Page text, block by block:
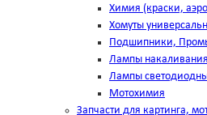
Химия (краски,
Хомуты
Подшипники,
Лампы накаливания
Лампы
Мотохимия
Запчасти для картинга,